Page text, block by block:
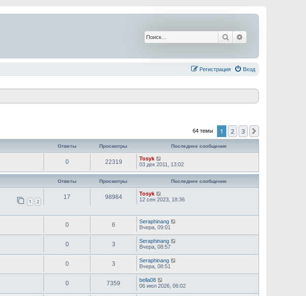
Поиск
Вход
Регистрация
64 темы 1 2 3
Ответы Просмотры Последнее сообщение
0 22319
Tosyk
03 дек 2011, 13:02
Ответы Просмотры Последнее сообщение
1 2
17 98984
Tosyk
12 сен 2023, 18:36
0 6
Seraphinang
Вчера, 09:01
0 3
Seraphinang
Вчера, 08:57
0 3
Seraphinang
Вчера, 08:51
0 7359
bella08
06 июл 2026, 06:02